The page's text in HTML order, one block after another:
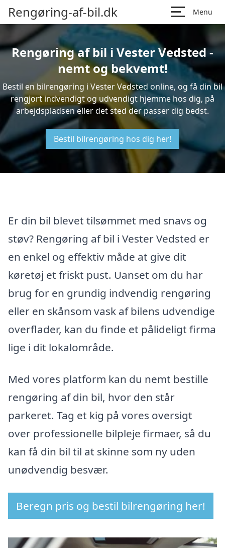
Rengøring-af-bil.dk Menu
Rengøring af bil i Vester Vedsted -
nemt og bekvemt!
Bestil en bilrengøring i Vester Vedsted online, og få din bil
rengjort indvendigt og udvendigt hjemme hos dig, på
arbejdspladsen eller det sted der passer dig bedst.
Bestil bilrengøring hos dig her!
Er din bil blevet tilsømmet med snavs og
støv? Rengøring af bil i Vester Vedsted er
en enkel og effektiv måde at give dit
køretøj et friskt pust. Uanset om du har
brug for en grundig indvendig rengøring
eller en skånsom vask af bilens udvendige
overflader, kan du finde et pålideligt firma
lige i dit lokalområde.
Med vores platform kan du nemt bestille
rengøring af din bil, hvor den står
parkeret. Tag et kig på vores oversigt
over professionelle bilpleje firmaer, så du
kan få din bil til at skinne som ny uden
unødvendig besvær.
Beregn pris og bestil bilrengøring her!